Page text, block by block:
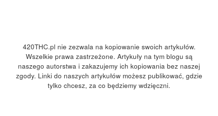
420THC.pl nie zezwala na kopiowanie swoich artykułów.
Wszelkie prawa zastrzeżone. Artykuły na tym blogu są
naszego autorstwa i zakazujemy ich kopiowania bez naszej
zgody. Linki do naszych artykułów możesz publikować, gdzie
tylko chcesz, za co będziemy wdzięczni.